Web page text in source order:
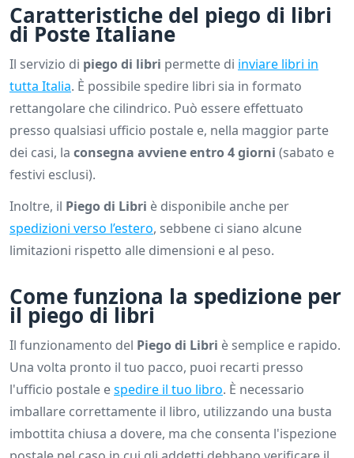
Caratteristiche del piego di libri
di Poste Italiane
Il servizio di piego di libri permette di inviare libri in
tutta Italia. È possibile spedire libri sia in formato
rettangolare che cilindrico. Può essere effettuato
presso qualsiasi ufficio postale e, nella maggior parte
dei casi, la consegna avviene entro 4 giorni (sabato e
festivi esclusi).
Inoltre, il Piego di Libri è disponibile anche per
spedizioni verso l’estero, sebbene ci siano alcune
limitazioni rispetto alle dimensioni e al peso.
Come funziona la spedizione per
il piego di libri
Il funzionamento del Piego di Libri è semplice e rapido.
Una volta pronto il tuo pacco, puoi recarti presso
l'ufficio postale espedire il tuo libro. È necessario
imballare correttamente il libro, utilizzando una busta
imbottita chiusa a dovere, ma che consenta l'ispezione